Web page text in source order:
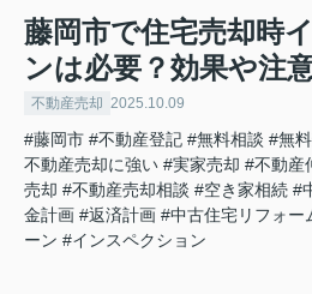
藤岡市で住宅売却時
ンは必要？効果や注
不動産売却 2025.10.09
#藤岡市 #不動産登記 #無料相談 #無
不動産売却に強い #実家売却 #不動産
売却 #不動産売却相談 #空き家相続 #
金計画 #返済計画 #中古住宅リフォー
ーン #インスペクション